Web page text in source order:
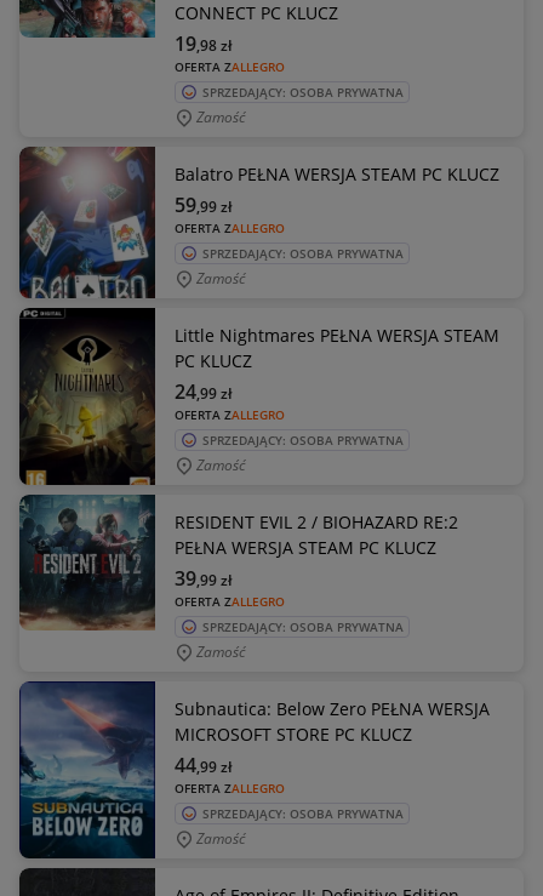
CONNECT PC KLUCZ
OFERTA ZALLEGRO
19,98zł
SPRZEDAJĄCY: OSOBA PRYWATNA
Zamość
Balatro PEŁNA WERSJA STEAM PC KLUCZ
OFERTA ZALLEGRO
59,99zł
SPRZEDAJĄCY: OSOBA PRYWATNA
Zamość
Little Nightmares PEŁNA WERSJA STEAM
PC KLUCZ
OFERTA ZALLEGRO
24,99zł
SPRZEDAJĄCY: OSOBA PRYWATNA
Zamość
RESIDENT EVIL 2 / BIOHAZARD RE:2
PEŁNA WERSJA STEAM PC KLUCZ
OFERTA ZALLEGRO
39,99zł
SPRZEDAJĄCY: OSOBA PRYWATNA
Zamość
Subnautica: Below Zero PEŁNA WERSJA
MICROSOFT STORE PC KLUCZ
OFERTA ZALLEGRO
44,99zł
SPRZEDAJĄCY: OSOBA PRYWATNA
Zamość